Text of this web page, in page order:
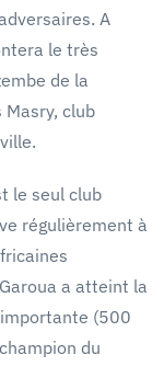
A
le très
de la
Masry, club
le seul club
régulièrement à
a atteint la
(500
du